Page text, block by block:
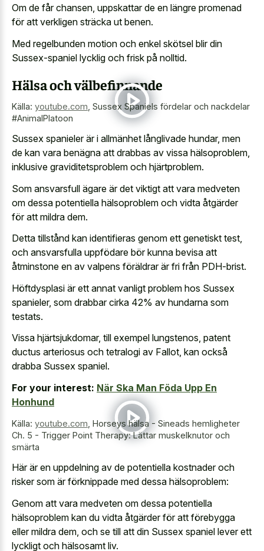
Om de får chansen, uppskattar de en längre promenad
för att verkligen sträcka ut benen.
Med regelbunden motion och enkel skötsel blir din
Sussex-spaniel lycklig och frisk på nolltid.
Hälsa och välbefinnande
Källa: youtube.com Sussex Spaniels fördelar och nackdelar
#AnimalPlatoon
Sussex spanieler är i allmänhet långlivade hundar, men
de kan vara benägna att drabbas av vissa hälsoproblem,
inklusive graviditetsproblem och hjärtproblem.
Som ansvarsfull ägare är det viktigt att vara medveten
om dessa potentiella hälsoproblem och vidta åtgärder
för att mildra dem.
Detta tillstånd kan identifieras genom ett genetiskt test,
och ansvarsfulla uppfödare bör kunna bevisa att
åtminstone en av valpens föräldrar är fri från PDH-brist.
Höftdysplasi är ett annat vanligt problem hos Sussex
spanieler, som drabbar cirka 42% av hundarna som
testats.
Vissa hjärtsjukdomar, till exempel lungstenos, patent
ductus arteriosus och tetralogi av Fallot, kan också
drabba Sussex spaniel.
For your interest: När Ska Man Föda Upp En
Honhund
Källa: youtube.com Horseys hälsa - Sineads hemligheter
Ch. 5 - Trigger Point Therapy: Lättar muskelknutor och
smärta
Här är en uppdelning av de potentiella kostnader och
risker som är förknippade med dessa hälsoproblem:
Genom att vara medveten om dessa potentiella
hälsoproblem kan du vidta åtgärder för att förebygga
eller mildra dem, och se till att din Sussex spaniel lever ett
lyckligt och hälsosamt liv.